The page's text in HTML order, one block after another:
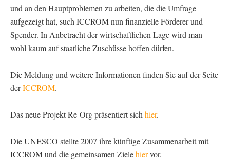
und an den Hauptproblemen zu arbeiten, die die Umfrage
aufgezeigt hat, such ICCROM nun finanzielle Förderer und
Spender. In Anbetracht der wirtschaftlichen Lage wird man
wohl kaum auf staatliche Zuschüsse hoffen dürfen.
Die Meldung und weitere Informationen finden Sie auf der Seite
derICCROM.
Das neue Projekt Re-Org präsentiert sich hier.
Die UNESCO stellte 2007 ihre künftige Zusammenarbeit mit
ICCROM und die gemeinsamen Zielehiervor.